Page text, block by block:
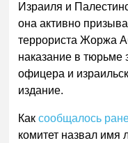
Израиля и
она активно
террориста Жоржа
наказание в тюрьме
офицера и
издание.
Каксообщалось
комитет назвал имя